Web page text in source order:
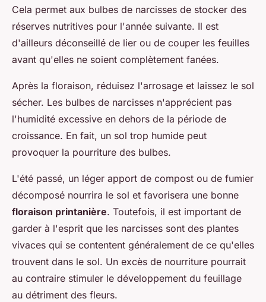
Cela permet aux bulbes de narcisses de stocker des
réserves nutritives pour l'année suivante. Il est
d'ailleurs déconseillé de lier ou de couper les feuilles
avant qu'elles ne soient complètement fanées.
Après la floraison, réduisez l'arrosage et laissez le sol
sécher. Les bulbes de narcisses n'apprécient pas
l'humidité excessive en dehors de la période de
croissance. En fait, un sol trop humide peut
provoquer la pourriture des bulbes.
L'été passé, un léger apport de compost ou de fumier
décomposé nourrira le sol et favorisera une bonne
floraison printanière. Toutefois, il est important de
garder à l'esprit que les narcisses sont des plantes
vivaces qui se contentent généralement de ce qu'elles
trouvent dans le sol. Un excès de nourriture pourrait
au contraire stimuler le développement du feuillage
au détriment des fleurs.